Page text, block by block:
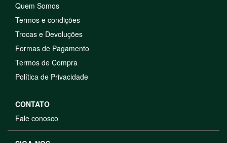
Quem Somos
Termos e condições
Trocas e Devoluções
Formas de Pagamento
Termos de Compra
Política de Privacidade
CONTATO
Fale conosco